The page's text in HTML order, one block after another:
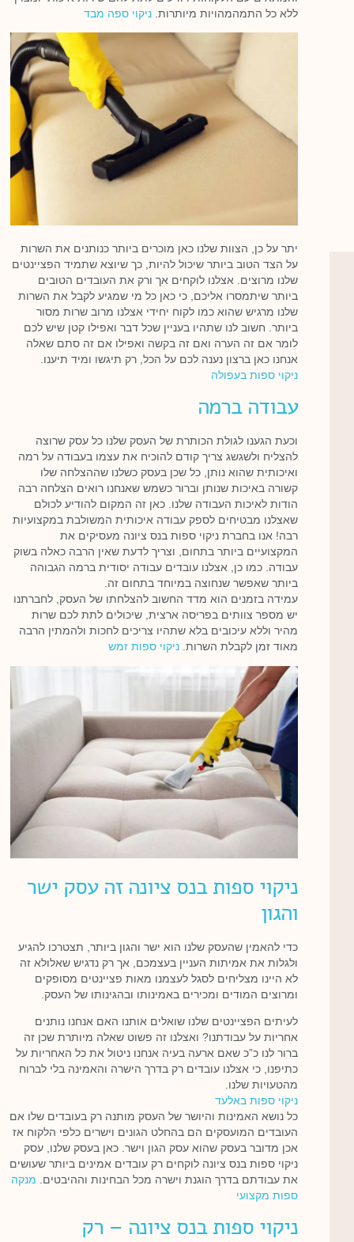
ללא כל התמהמהויות מיותרות. ניקוי ספה מבד
יתר על כן, הצוות שלנו כאן מוכרים ביותר כנותנים את השרות
על הצד הטוב ביותר שיכול להיות, כך שיוצא שתמיד הפציינטים
שלנו מרוצים. אצלנו לוקחים אך ורק את העובדים הטובים
ביותר שיתמסרו אליכם, כי כאן כל מי שמגיע לקבל את השרות
שלנו מרגיש שהוא כמו לקוח יחידי אצלנו מרוב שרות מסור
ביותר. חשוב לנו שתהיו בעניין שכל דבר ואפילו קטן שיש לכם
לומר אם זה הערה ואם זה בקשה ואפילו אם זה סתם שאלה
אנחנו כאן ברצון נענה לכם על הכל, רק תיגשו ומיד תיענו.
ניקוי ספות בעפולה
עבודה ברמה
וכעת הגענו לגולת הכותרת של העסק שלנו כל עסק שרוצה
להצליח ולשגשג צריך קודם להוכיח את עצמו בעבודה על רמה
ואיכותית שהוא נותן, כל שכן בעסק כשלנו שההצלחה שלו
קשורה באיכות שנותן וברור כשמש שאנחנו רואים הצלחה רבה
הודות לאיכות העבודה שלנו. כאן זה המקום להודיע לכולם
שאצלנו מבטיחים לספק עבודה איכותית המשולבת במקצועיות
רבה! אנו בחברת ניקוי ספות בנס ציונה מעסיקים את
המקצועיים ביותר בתחום, וצריך לדעת שאין הרבה כאלה בשוק
עבודה. כמו כן, אצלנו עובדים עבודה יסודית ברמה הגבוהה
ביותר שאפשר שנחוצה במיוחד בתחום זה.
עמידה בזמנים הוא מדד החשוב להצלחתו של העסק, לחברתנו
יש מספר צוותים בפריסה ארצית, שיכולים לתת לכם שרות
מהיר וללא עיכובים בלא שתהיו צריכים לחכות ולהמתין הרבה
מאוד זמן לקבלת השרות. ניקוי ספות זמש
ניקוי ספות בנס ציונה זה עסק ישר
והגון
כדי להאמין שהעסק שלנו הוא ישר והגון ביותר, תצטרכו להגיע
ולגלות את אמיתות העניין בעצמכם, אך רק נדגיש שאלולא זה
לא היינו מצליחים לסגל לעצמנו מאות פציינטים מסופקים
ומרוצים המודים ומכירים באמינותו ובהגינותו של העסק.
לעיתים הפציינטים שלנו שואלים אותנו האם אנחנו נותנים
אחריות על עבודתנו? ואצלנו זה פשוט שאלה מיותרת שכן זה
ברור לנו כ”כ שאם ארעה בעיה אנחנו ניטול את כל האחריות על
כתיפנו, כי אצלנו עובדים רק בדרך הישרה והאמינה בלי לברוח
מהטעויות שלנו.
ניקוי ספות באלעד
כל נושא האמינות והיושר של העסק מותנה רק בעובדים שלו אם
העובדים המועסקים הם בהחלט הגונים וישרים כלפי הלקוח אז
אכן מדובר בעסק שהוא עסק הגון וישר. כאן בעסק שלנו, עסק
ניקוי ספות בנס ציונה לוקחים רק עובדים אמינים ביותר שעושים
את עבודתם בדרך הוגנת וישרה מכל הבחינות וההיבטים. מנקה
ספות מקצועי
ניקוי ספות בנס ציונה – רק